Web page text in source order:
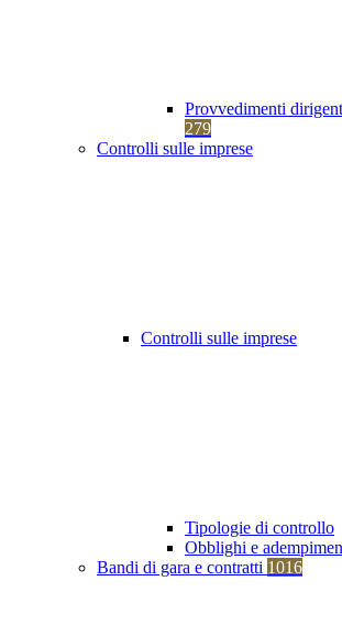
Provvedimenti
279
Controlli sulle imprese
Controlli sulle imprese
Tipologie di controllo
Obblighi e
Bandi di gara e contratti 1016